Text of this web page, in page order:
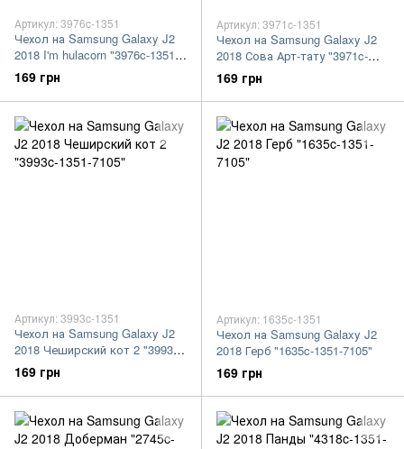
Артикул: 3976c-1351
Чехол на Samsung Galaxy J2
2018 I'm hulacorn "3976c-1351-
7105"
169 грн
Артикул: 3971c-1351
Чехол на Samsung Galaxy J2
2018 Сова Арт-тату "3971c-
1351-7105"
169 грн
Артикул: 3993c-1351
Чехол на Samsung Galaxy J2
2018 Чеширский кот 2 "3993c-
1351-7105"
169 грн
Артикул: 1635c-1351
Чехол на Samsung Galaxy J2
2018 Герб "1635c-1351-7105"
169 грн